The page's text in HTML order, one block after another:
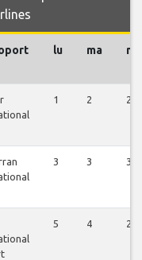
lu ma me
1 2 2
3 3 3
5 4 2